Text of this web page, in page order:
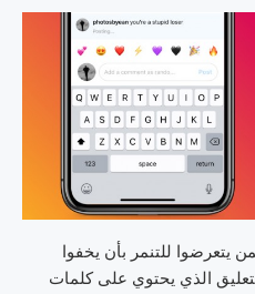
يتعرضوا للتنمر بأن يخفوا
الذي يحتوي على كلمات